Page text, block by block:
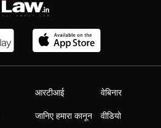
आरटीआई
जानिए हमारा कानून
वेबिनार
वीडियो